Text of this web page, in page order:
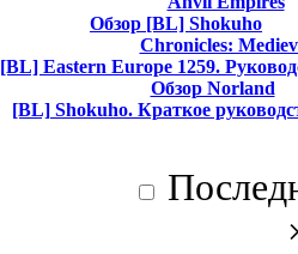
Обзор [BL] Shokuho
Chronicles:
[BL] Eastern Europe 1259.
Обзор Norland
[BL] Shokuho. Краткое